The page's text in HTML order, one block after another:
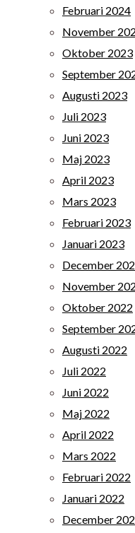
Februari 2024
November
Oktober 2023
September
Augusti 2023
Juli 2023
Juni 2023
Maj 2023
April 2023
Mars 2023
Februari 2023
Januari 2023
December
November
Oktober 2022
September
Augusti 2022
Juli 2022
Juni 2022
Maj 2022
April 2022
Mars 2022
Februari 2022
Januari 2022
December